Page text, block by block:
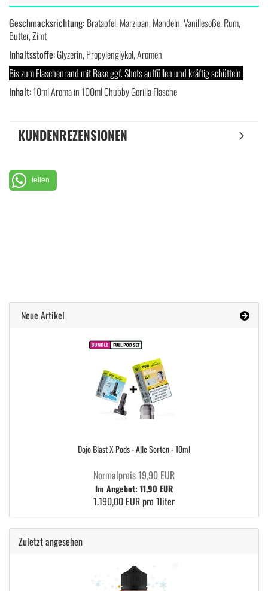
Geschmacksrichtung: Bratapfel, Marzipan, Mandeln, Vanillesoße, Rum,
Butter, Zimt
Inhaltsstoffe:Glyzerin, Propylenglykol, Aromen
Bis zum Flaschenrand mit Base ggf. Shots auffüllen und kräftig schütteln.
Inhalt:10ml Aroma in 100ml Chubby Gorilla Flasche
KUNDENREZENSIONEN
teilen
Neue Artikel
Dojo Blast X Pods - Alle Sorten - 10ml
Normalpreis 19,90 EUR
Im Angebot: 11,90 EUR
1.190,00 EUR pro 1liter
Zuletzt angesehen